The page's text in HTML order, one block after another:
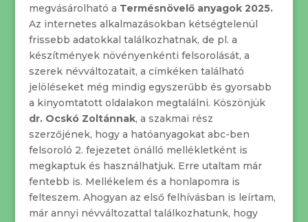
megvásárolható a Termésnövelő anyagok 2025.
Az internetes alkalmazásokban kétségtelenül
frissebb adatokkal találkozhatnak, de pl. a
készítmények növényenkénti felsorolását, a
szerek névváltozatait, a címkéken található
jelöléseket még mindig egyszerűbb és gyorsabb
a kinyomtatott oldalakon megtalálni. Köszönjük
dr. Ocskó Zoltánnak, a szakmai rész
szerzőjének, hogy a hatóanyagokat abc-ben
felsoroló 2. fejezetet önálló mellékletként is
megkaptuk és használhatjuk. Erre utaltam már
fentebb is. Mellékelem és a honlapomra is
felteszem. Ahogyan az első felhívásban is leírtam,
már annyi névváltozattal találkozhatunk, hogy